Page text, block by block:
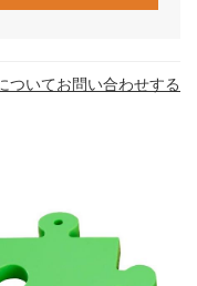
ついてお問い合わせする